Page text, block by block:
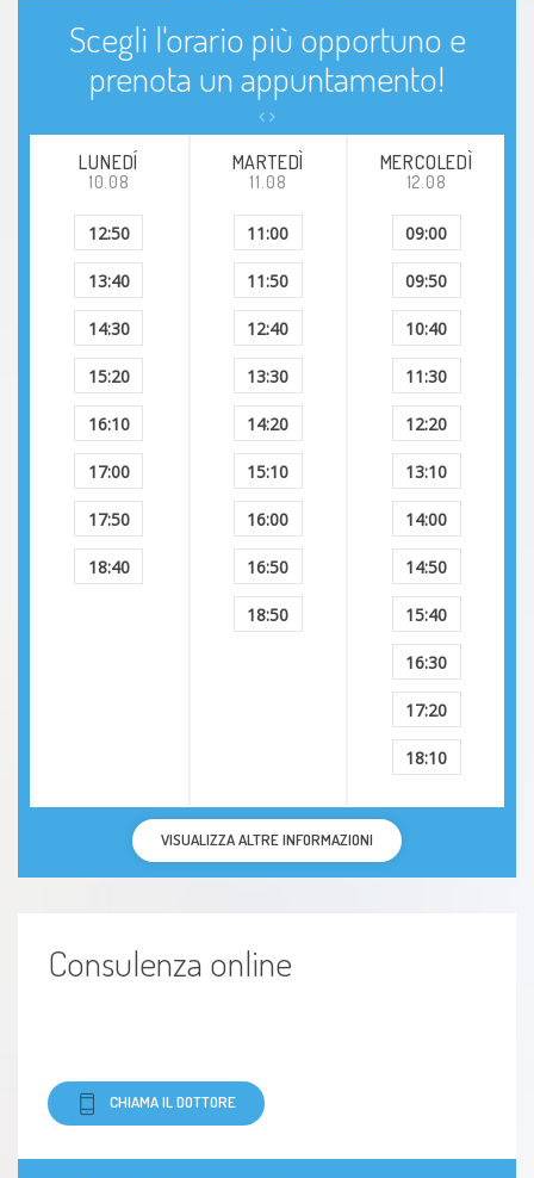
Scegli l'orario più opportuno e
prenota un appuntamento!
LUNEDÍ
10.08
12:50
13:40
14:30
15:20
16:10
17:00
17:50
18:40
MARTEDÌ
11.08
11:00
11:50
12:40
13:30
14:20
15:10
16:00
16:50
18:50
MERCOLEDÌ
12.08
09:00
09:50
10:40
11:30
12:20
13:10
14:00
14:50
15:40
16:30
17:20
18:10
VISUALIZZA ALTRE INFORMAZIONI
Consulenza online
CHIAMA IL DOTTORE